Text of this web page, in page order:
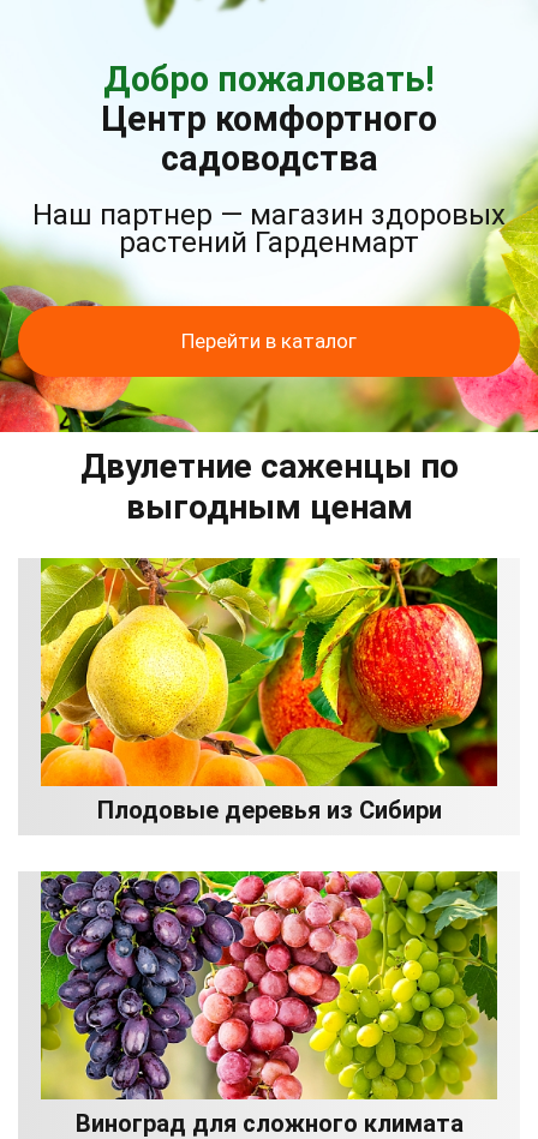
Добро пожаловать!
Центр комфортного
садоводства
Наш партнер — магазин здоровых
растений Гарденмарт
Перейти в каталог
Двулетние саженцы по
выгодным ценам
Плодовые деревья из Сибири
Виноград для сложного климата